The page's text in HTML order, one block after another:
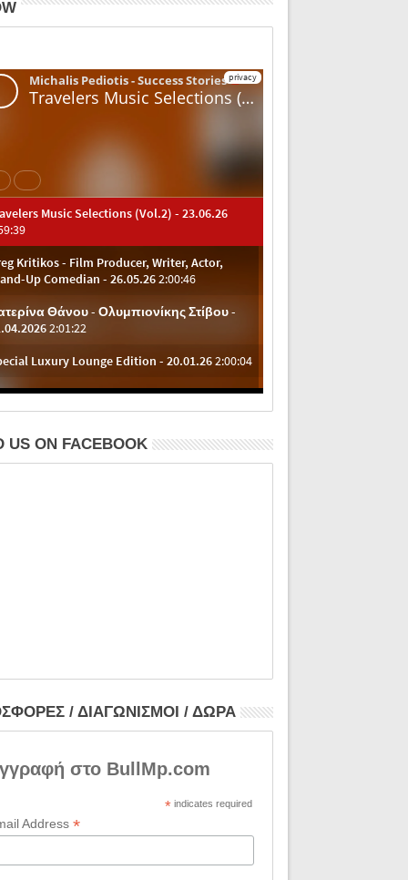
18
US ON FACEBOOK
/ ΔΙΑΓΩΝΙΣΜΟΙ / ΔΩΡΑ
στο BullMp.com
* indicates required
Address*